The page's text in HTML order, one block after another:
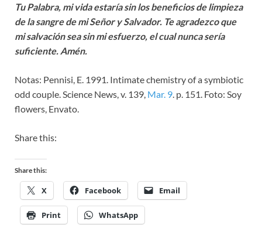
Tu Palabra, mi vida estaría sin los beneficios de limpieza
de la sangre de mi Señor y Salvador. Te agradezco que
mi salvación sea sin mi esfuerzo, el cual nunca sería
suficiente. Amén.
Notas: Pennisi, E. 1991. Intimate chemistry of a symbiotic
odd couple. Science News, v. 139, Mar. 9. p. 151. Foto: Soy
flowers, Envato.
Share this:
Share this:
X Facebook Email
Print WhatsApp